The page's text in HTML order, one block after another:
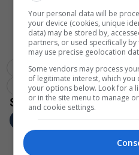
Zgjedhjet Lokale Xhelal Neziri
Bekim Haxhiu
Your personal data will be
your device (cookies, unique
data) may be stored by,
partners, or used specifically
may use precise geolocation
Some vendors may process
of legitimate interest, which
your options below. Look for a
or in the site menu to manage
and cookie settings.